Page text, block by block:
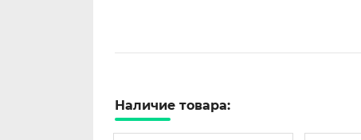
Наличие товара: